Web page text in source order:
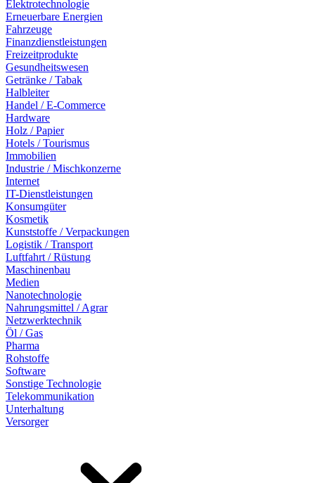
Elektrotechnologie
Erneuerbare Energien
Fahrzeuge
Finanzdienstleistungen
Freizeitprodukte
Gesundheitswesen
Getränke / Tabak
Halbleiter
Handel / E-Commerce
Hardware
Holz / Papier
Hotels / Tourismus
Immobilien
Industrie / Mischkonzerne
Internet
IT-Dienstleistungen
Konsumgüter
Kosmetik
Kunststoffe / Verpackungen
Logistik / Transport
Luftfahrt / Rüstung
Maschinenbau
Medien
Nanotechnologie
Nahrungsmittel / Agrar
Netzwerktechnik
Öl / Gas
Pharma
Rohstoffe
Software
Sonstige Technologie
Telekommunikation
Unterhaltung
Versorger